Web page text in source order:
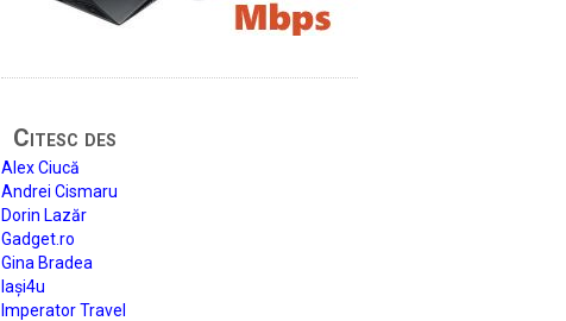
Citesc des
Alex Ciucă
Andrei Cismaru
Dorin Lazăr
Gadget.ro
Gina Bradea
Iași4u
Imperator Travel